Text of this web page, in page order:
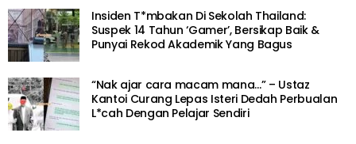
Insiden T*mbakan Di Sekolah Thailand:
Suspek 14 Tahun ‘Gamer’, Bersikap Baik &
Punyai Rekod Akademik Yang Bagus
“Nak ajar cara macam mana…” – Ustaz
Kantoi Curang Lepas Isteri Dedah Perbualan
L*cah Dengan Pelajar Sendiri